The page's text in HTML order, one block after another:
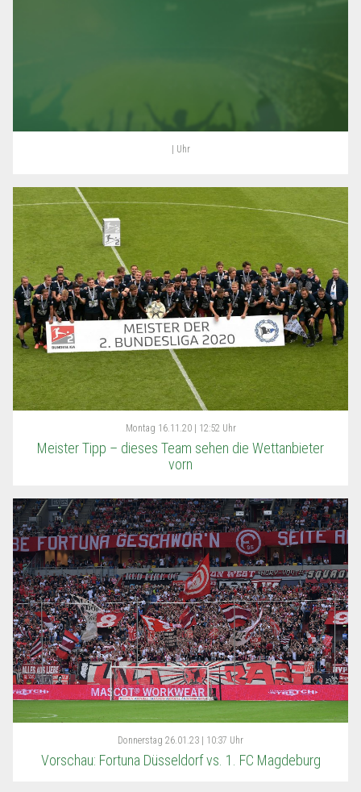
| Uhr
Montag 16.11.20 | 12:52 Uhr
Meister Tipp – dieses Team sehen die Wettanbieter
vorn
Donnerstag 26.01.23 | 10:37 Uhr
Vorschau: Fortuna Düsseldorf vs. 1. FC Magdeburg